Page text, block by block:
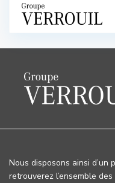
Nous disposons ainsi d’un
retrouverez l’ensemble